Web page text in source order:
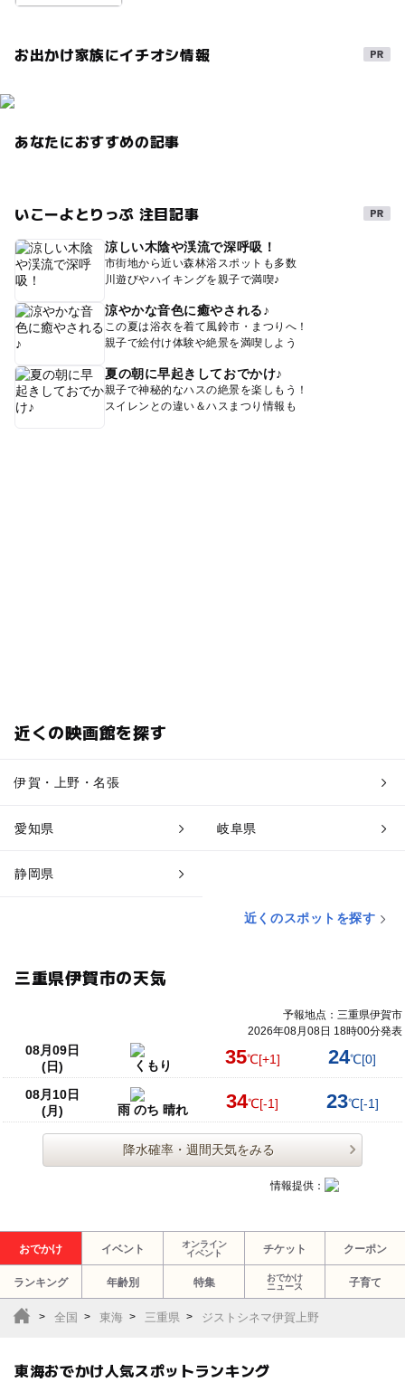
お出かけ家族にイチオシ情報
あなたにおすすめの記事
いこーよとりっぷ 注目記事
涼しい木陰や渓流で深呼吸！
市街地から近い森林浴スポットも多数
川遊びやハイキングを親子で満喫♪
涼やかな音色に癒やされる♪
この夏は浴衣を着て風鈴市・まつりへ！
親子で絵付け体験や絶景を満喫しよう
夏の朝に早起きしておでかけ♪
親子で神秘的なハスの絶景を楽しもう！
スイレンとの違い＆ハスまつり情報も
近くの映画館を探す
伊賀・上野・名張
愛知県 岐阜県
静岡県
近くのスポットを探す
三重県伊賀市の天気
予報地点：三重県伊賀市
2026年08月08日 18時00分発表
08月09日
(日)
くもり 35℃[+1] 24℃[0]
08月10日
(月)
雨 のち 晴れ 34℃[-1] 23℃[-1]
降水確率・週間天気をみる
情報提供：
おでかけ イベント
オンライン
イベント
チケット クーポン
ランキング 年齢別 特集
おでかけ
ニュース
子育て
全国 東海 三重県 ジストシネマ伊賀上野
東海おでかけ人気スポットランキング